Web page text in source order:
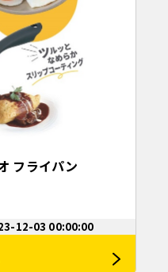
フライパン
12-03 00:00:00